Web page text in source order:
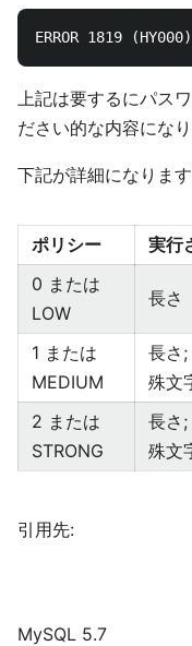
上記は要するにパス
ださい的な内容になり
下記が詳細になります
ポリシー
実行
0 または
LOW
長さ
1 または
MEDIUM
長さ
殊文
2 または
STRONG
長さ
殊文
引用先:
MySQL 5.7